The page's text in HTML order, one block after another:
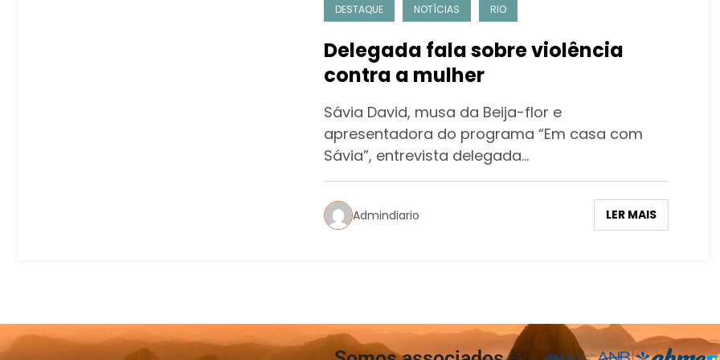
DESTAQUE NOTÍCIAS RIO
Delegada fala sobre violência
contra a mulher
Sávia David, musa da Beija-flor e
apresentadora do programa “Em casa com
Sávia”, entrevista delegada…
Admindiario LER MAIS